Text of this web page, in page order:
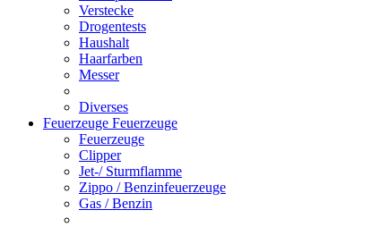
Verstecke
Drogentests
Haushalt
Haarfarben
Messer
Diverses
Feuerzeuge Feuerzeuge
Feuerzeuge
Clipper
Jet-/ Sturmflamme
Zippo / Benzinfeuerzeuge
Gas / Benzin